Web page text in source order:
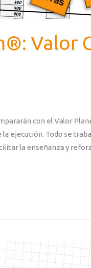
Valor
con el Valor
ejecución. Todo se
la enseñanza y